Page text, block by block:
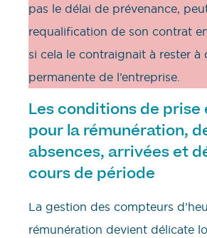
pas le délai de prévenance,
requalification de son contrat
si cela le contraignait à rester à
permanente de l’entreprise.
Les conditions de prise
pour la rémunération,
absences, arrivées et
cours de période
La gestion des compteurs
rémunération devient délicate